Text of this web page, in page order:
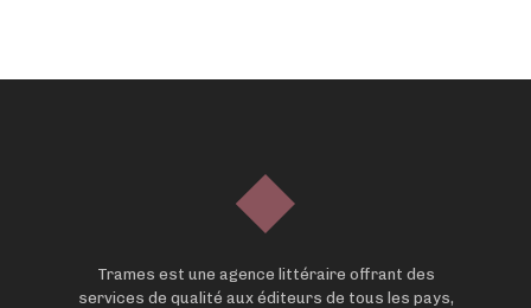
Trames est une agence littéraire offrant des
services de qualité aux éditeurs de tous les pays,